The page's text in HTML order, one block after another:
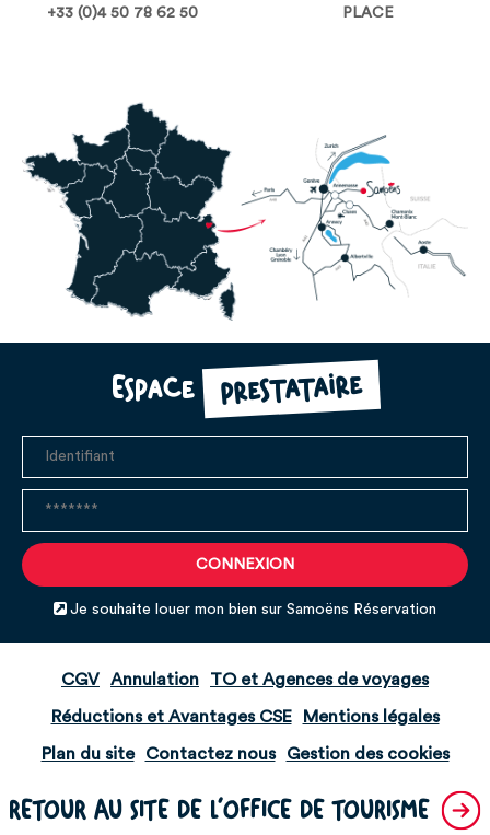
+33 (0)4 50 78 62 50
PLACE
Espace prestataire
Je souhaite louer mon bien sur Samoëns Réservation
CGV Annulation TO et Agences de voyages
Réductions et Avantages CSE Mentions légales
Plan du site Contactez nous Gestion des cookies
RETOUR AU SITE DE L'OFFICE DE TOURISME